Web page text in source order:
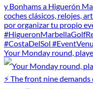
Your Monday round,